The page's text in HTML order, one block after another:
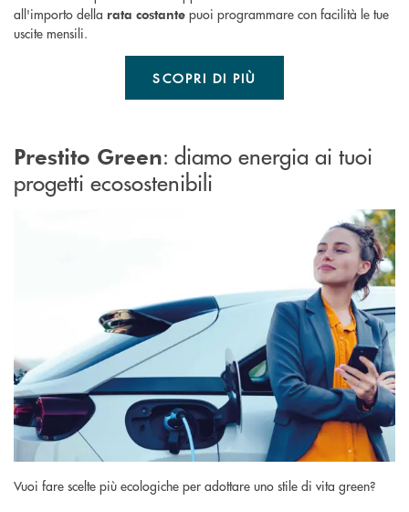
all'importo della rata costante puoi programmare con facilità le tue
uscite mensili.
SCOPRI DI PIÙ
Prestito Green: diamo energia ai tuoi
progetti ecosostenibili
Vuoi fare scelte più ecologiche per adottare uno stile di vita green?